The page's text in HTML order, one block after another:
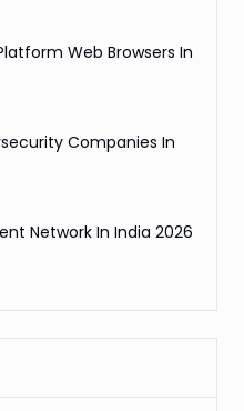
Web Browsers In
Companies In
Network In India 2026